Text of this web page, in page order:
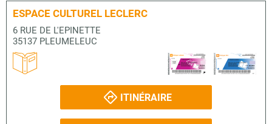
ESPACE CULTUREL LECLERC
6 RUE DE L'EPINETTE
35137 PLEUMELEUC
ITINÉRAIRE